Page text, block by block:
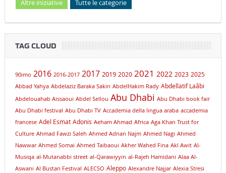
Altre iniziative Tutte le categorie
TAG CLOUD
90imo 2016 2016-2017 2017 2019 2020 2021 2022 2023 2025
Abbad Yahya Abdelaziz Baraka Sakin AbdelHakim Rady Abdellatif Laâbi
Abdelouahab Aissaoui Abdel Sellou Abu Dhabi Abu Dhabi book fair
Abu Dhabi festival Abu Dhabi TV Accademia della lingua araba accademia
francese Adel Esmat Adonis Aeham Ahmad Africa Aga Khan Trust for
Culture Ahmad Fawzi Saleh Ahmed Adnan Najm Ahmed Nagi Ahmed
Nawwar Ahmed Somai Ahmed Taibaoui Akher Wahed Fina Akl Awit Al-
Musiqa al-Mutanabbi street al-Qarawiyyin al-Rajeh Hamidani Alaa Al-
Aswani Al Bustan Festival ALECSO Aleppo Alexandre Najjar Alexia Stresi